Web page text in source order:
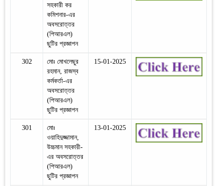
সহকারী কর
কমিশনার-এর
অবসরোত্তর
(পিআরএল)
ছুটির প্রজ্ঞাপন
302
মোঃ মোখলেছুর
রহমান, রাজস্ব
কর্মকর্তা-এর
অবসরোত্তর
(পিআরএল)
ছুটির প্রজ্ঞাপন
15-01-2025
301
মোঃ
ওয়াহিদুজ্জামান,
উচ্চমান সহকারী-
এর অবসরোত্তর
(পিআরএল)
ছুটির প্রজ্ঞাপন
13-01-2025